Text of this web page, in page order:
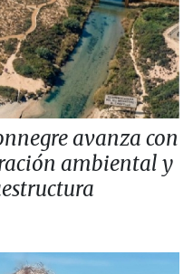
avanza con
ambiental y